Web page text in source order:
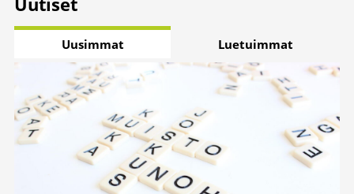
Uusimmat Luetuimmat